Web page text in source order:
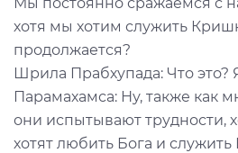
хотя мы хотим служить
продолжается?
Шрила Прабхупада: Что это?
Парамахамса: Ну, также как
они испытывают трудности,
хотят любить Бога и